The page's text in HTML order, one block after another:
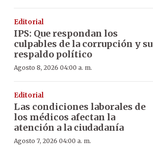
Editorial
IPS: Que respondan los
culpables de la corrupción y su
respaldo político
Agosto 8, 2026 04:00 a. m.
Editorial
Las condiciones laborales de
los médicos afectan la
atención a la ciudadanía
Agosto 7, 2026 04:00 a. m.